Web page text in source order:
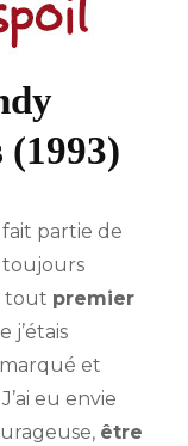
(1993)
partie de
toujours
tout premier
j’étais
marqué et
eu envie
être